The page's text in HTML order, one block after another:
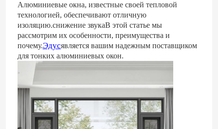
Алюминиевые окна, известные своей тепловой
технологией, обеспечивают отличную
изоляцию.снижение звукаВ этой статье мы
рассмотрим их особенности, преимущества и
почему.Эдусявляется вашим надежным поставщиком
для тонких алюминиевых окон.